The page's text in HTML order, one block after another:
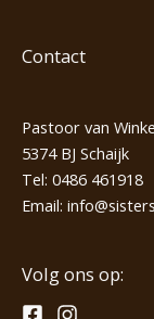
Contact
Pastoor van
5374 BJ Schaijk
Tel: 0486 461918
Email:
Volg ons op: